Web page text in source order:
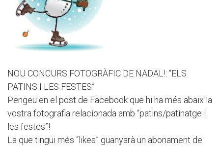
NOU CONCURS FOTOGRÀFIC DE NADAL!: “ELS
PATINS I LES FESTES”
Pengeu en el post de Facebook que hi ha més abaix la
vostra fotografia relacionada amb “patins/patinatge i
les festes”!
La que tingui més “likes” guanyarà un abonament de